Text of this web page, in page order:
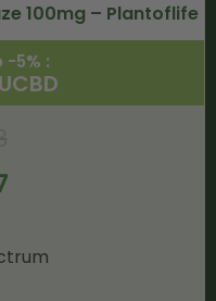
100mg – Plantoflife
-5% :